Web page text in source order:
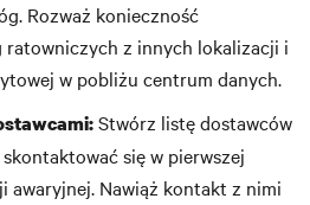
Rozważ konieczność
ratowniczych z innych lokalizacji i
w pobliżu centrum danych.
Stwórz listę dostawców
się w pierwszej
awaryjnej. Nawiąż kontakt z nimi